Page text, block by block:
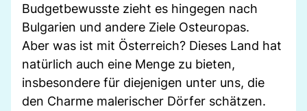
Budgetbewusste zieht es hingegen nach
Bulgarien und andere Ziele Osteuropas.
Aber was ist mit Österreich? Dieses Land hat
natürlich auch eine Menge zu bieten,
insbesondere für diejenigen unter uns, die
den Charme malerischer Dörfer schätzen.